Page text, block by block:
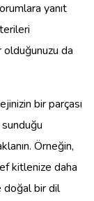
yanıt
olduğunuzu da
bir parçası
Örneğin,
kitlenize daha
doğal bir dil